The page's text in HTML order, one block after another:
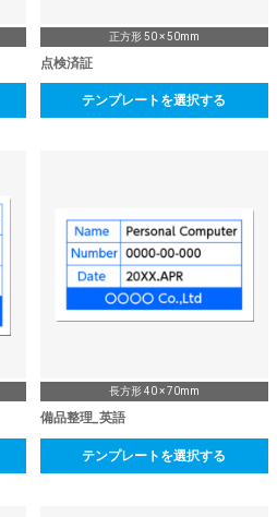
正方形 50 × 50mm
点検済証
テンプレートを選択する
長方形 40 × 70mm
備品整理_英語
テンプレートを選択する